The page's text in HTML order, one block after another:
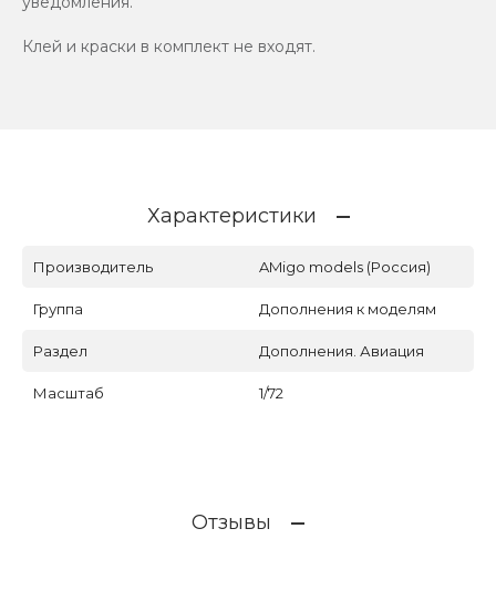
Клей и краски в комплект не входят.
Характеристики
Производитель AMigo models (Россия)
Группа Дополнения к моделям
Раздел Дополнения. Авиация
Масштаб 1/72
Отзывы